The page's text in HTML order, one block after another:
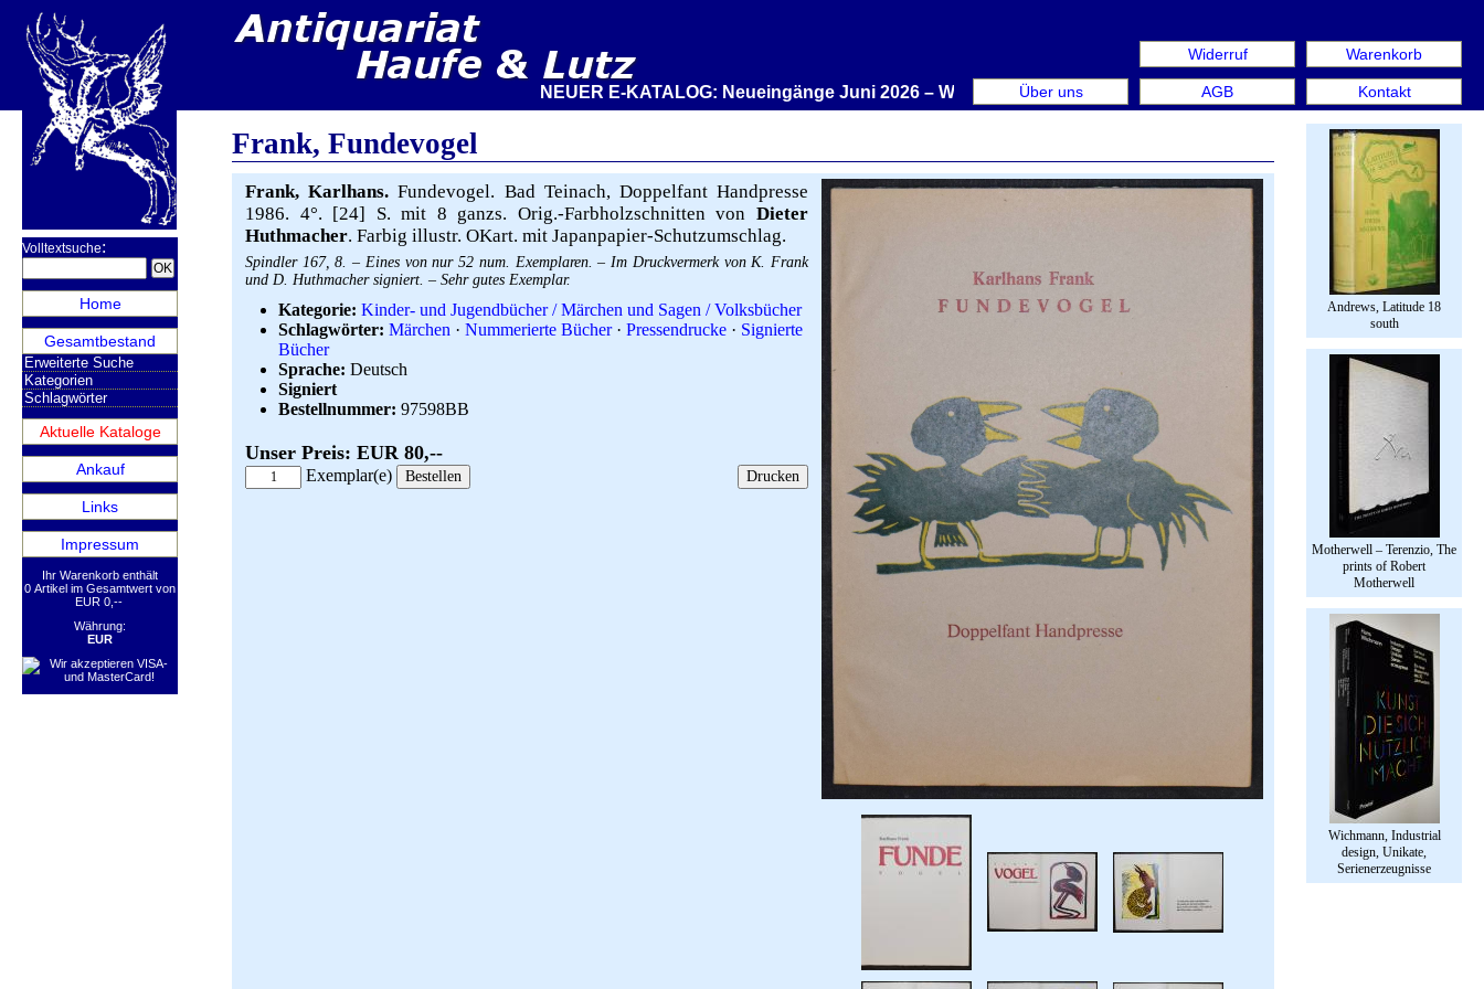
Warenkorb
Kontakt
Widerruf
AGB
Über uns
NEUER E-KATALOG: Neueingänge Juni 2026 – Wir stellen aus: Rare Book Week Berlin. Internationale Messe
Volltextsuche:
Home
Gesamtbestand
Erweiterte Suche
Kategorien
Schlagwörter
Aktuelle Kataloge
Ankauf
Links
Impressum
Ihr Warenkorb enthält
0 Artikel im Gesamtwert von
EUR 0,--
Währung:
EUR
Andrews, Latitude 18
south
Motherwell – Terenzio, The
prints of Robert
Motherwell
Wichmann, Industrial
design, Unikate,
Serienerzeugnisse
Frank, Fundevogel
Frank, Karlhans. Fundevogel. Bad Teinach, Doppelfant Handpresse
1986. 4°. [24] S. mit 8 ganzs. Orig.-Farbholzschnitten von Dieter
Huthmacher. Farbig illustr. OKart. mit Japanpapier-Schutzumschlag.
Spindler 167, 8. – Eines von nur 52 num. Exemplaren. – Im Druckvermerk von K. Frank
und D. Huthmacher signiert. – Sehr gutes Exemplar.
Kategorie: Kinder- und Jugendbücher / Märchen und Sagen / Volksbücher
Schlagwörter: Märchen · Nummerierte Bücher· Pressendrucke · Signierte
Bücher
Sprache: Deutsch
Signiert
Bestellnummer: 97598BB
Unser Preis: EUR 80,--
Exemplar(e)